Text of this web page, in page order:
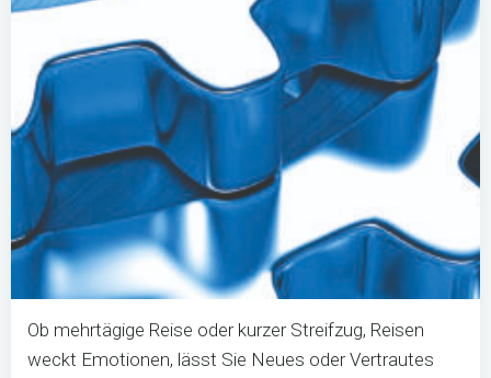
Ob mehrtägige Reise oder kurzer Streifzug, Reisen
weckt Emotionen, lässt Sie Neues oder Vertrautes